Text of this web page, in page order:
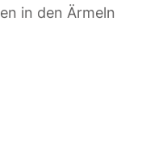
in den Ärmeln